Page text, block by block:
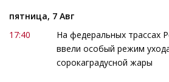
пятница, 7 Авг
17:40
На федеральных трассах
ввели особый режим
сорокаградусной жары